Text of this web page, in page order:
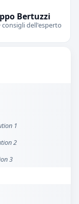
Bertuzzi
dell'esperto
1
2
3